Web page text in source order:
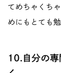
てめちゃくち
めにもとても
10.自分の専